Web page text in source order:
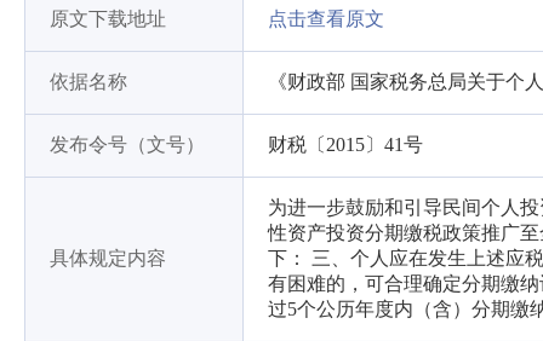
原文下载地址 点击查看原文
依据名称 《财政部 国家税务总局关于个
发布令号（文号） 财税〔2015〕41号
具体规定内容
为进一步鼓励和引导民间个人
性资产投资分期缴税政策推广
下： 三、个人应在发生上述应
有困难的，可合理确定分期缴
过5个公历年度内（含）分期缴